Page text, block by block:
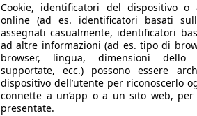
Cookie, identificatori del dispositivo o
online (ad es. identificatori basati
assegnati casualmente, identificatori
ad altre informazioni (ad es. tipo di
browser, lingua, dimensioni dello
supportate, ecc.) possono essere
dispositivo dell’utente per riconoscerlo
connette a un’app o a un sito web,
presentate.